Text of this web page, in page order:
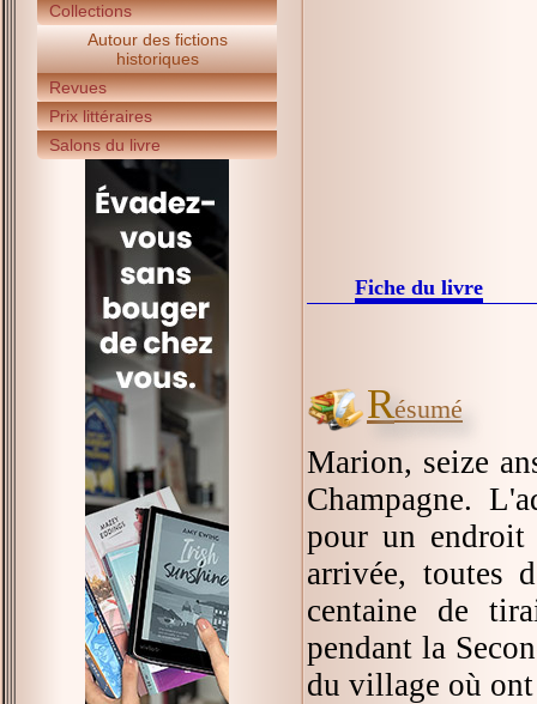
Collections
Autour des fictions
historiques
Revues
Prix littéraires
Salons du livre
Fiche du livre
Résumé
Marion, seize
Champagne.
pour un endroit
arrivée, toutes
centaine de
pendant la
du village où ont